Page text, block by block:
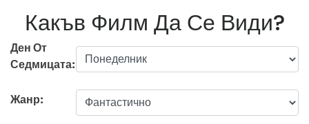
Какъв Филм Да Се Види?
Ден От
Седмицата:
Жанр: